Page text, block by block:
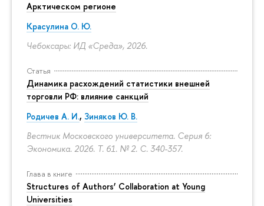
Арктическом регионе
Красулина О. Ю.
Чебоксары: ИД «Среда», 2026.
Статья
Динамика расхождений статистики внешней
торговли РФ: влияние санкций
Родичев А. И., Зиняков Ю. В.
Вестник Московского университета. Серия 6:
Экономика. 2026. Т. 61. № 2. С. 340-357.
Глава в книге
Structures of Authors’ Collaboration at Young
Universities